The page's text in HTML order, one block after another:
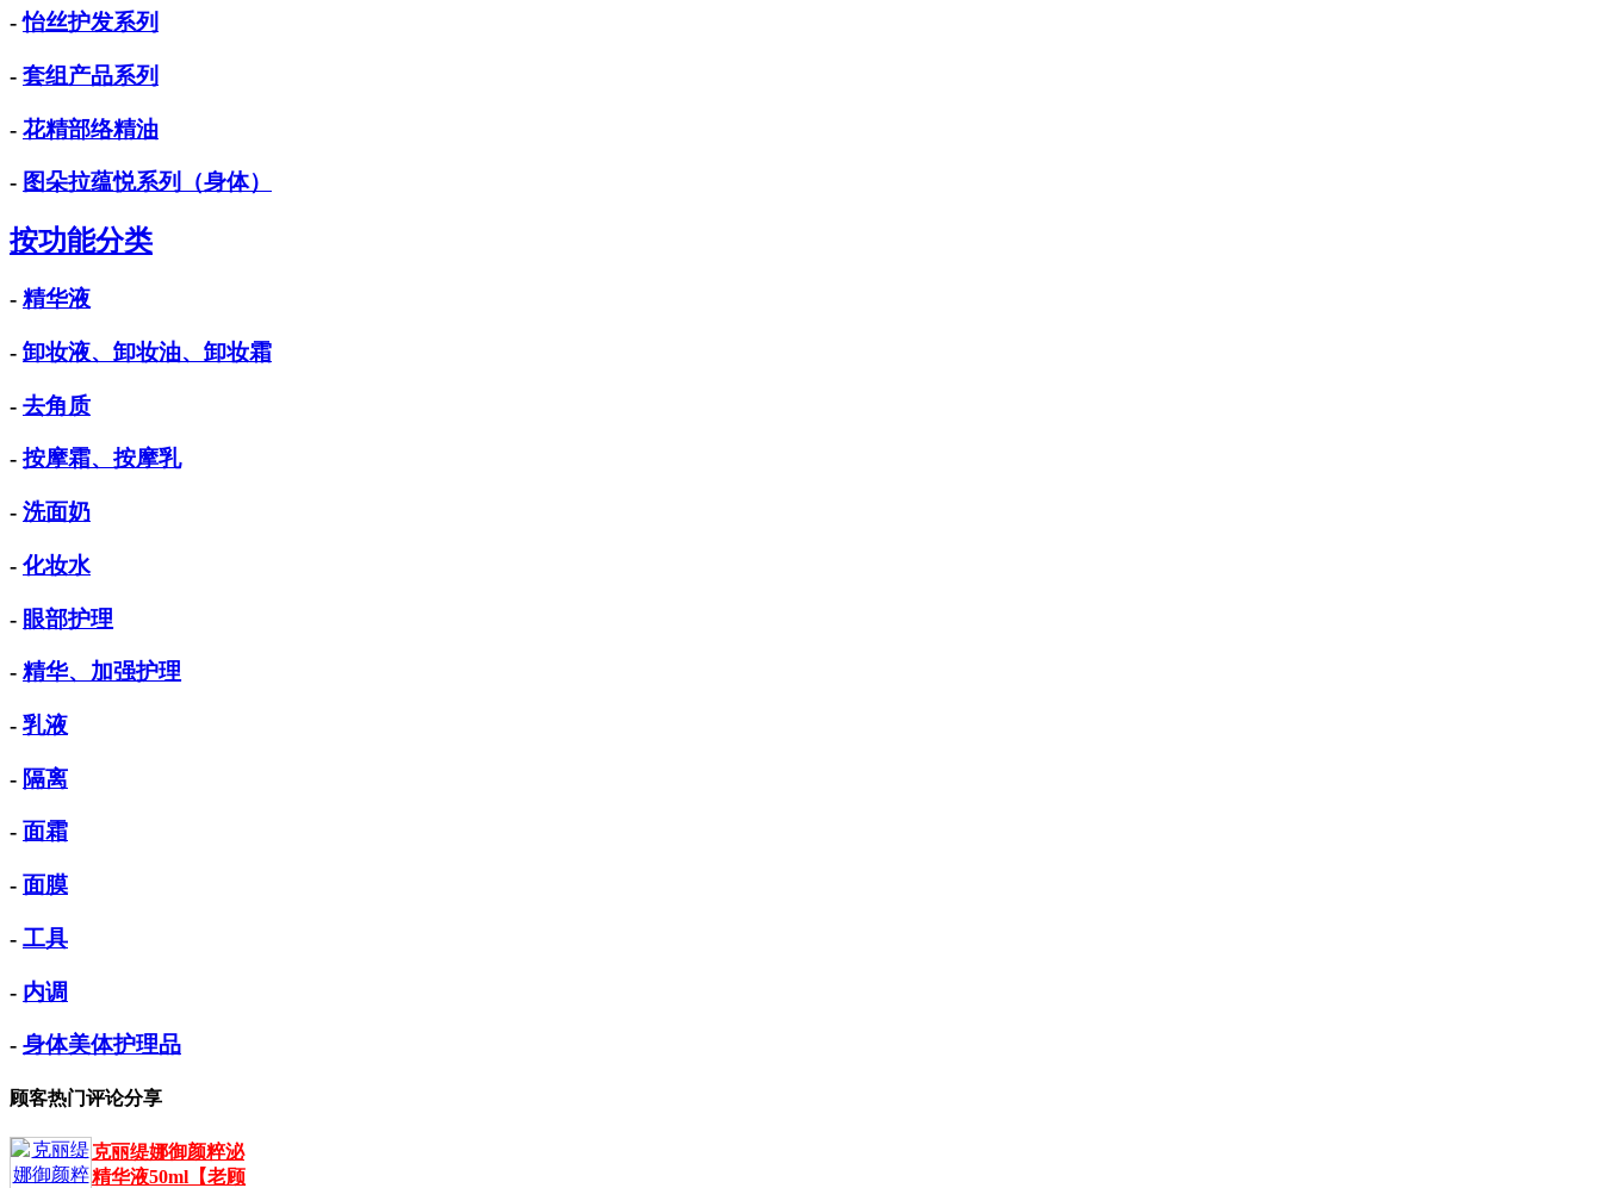
-怡丝护发系列
- 套组产品系列
- 花精部络精油
- 图朵拉蕴悦系列（身体）
按功能分类
- 精华液
- 卸妆液、卸妆油、卸妆霜
- 去角质
- 按摩霜、按摩乳
- 洗面奶
- 化妆水
- 眼部护理
- 精华、加强护理
- 乳液
- 隔离
- 面霜
- 面膜
- 工具
- 内调
- 身体美体护理品
顾客热门评论分享
克丽缇娜御颜粹泌
精华液50ml【老顾